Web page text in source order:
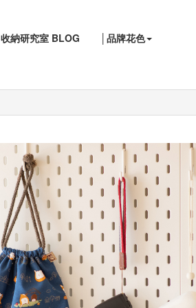
│收納研究室 BLOG │品牌花色